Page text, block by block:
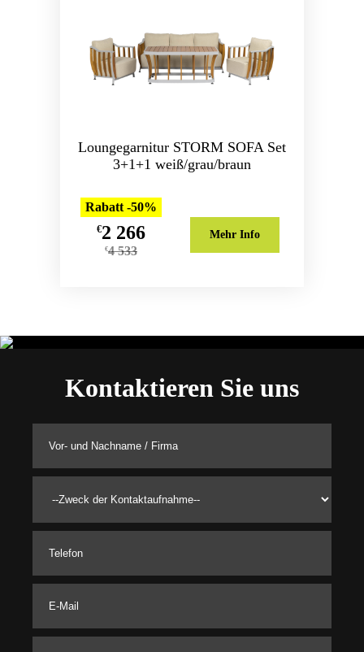
Loungegarnitur STORM SOFA Set
3+1+1 weiß/grau/braun
Rabatt -50%
€2 266
€4 533
Mehr Info
Kontaktieren Sie uns